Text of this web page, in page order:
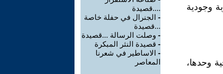
وجودية
وحدها،
....قصيدة
- الجنرال في حفلة خاصة
...قصيدة
- وصلت الرسالة ...قصيدة
- قصيدة النثر المبكرة
- الاساطير في شعرنا
المعاصر